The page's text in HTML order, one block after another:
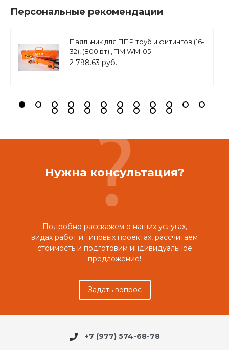
Персональные рекомендации
Паяльник для ППР труб и фитингов (16-
32), (800 вт) , TIM WM-05
2 798.63 руб.
Нужна консультация?
Подробно расскажем о наших услугах,
видах работ и типовых проектах, рассчитаем
стоимость и подготовим индивидуальное
предложение!
Задать вопрос
+7 (977) 574-68-78